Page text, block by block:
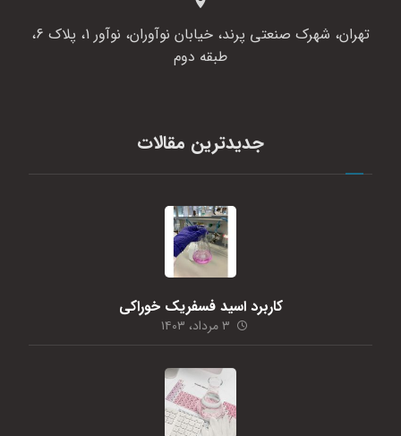
تهران، شهرک صنعتی پرند، خیابان نوآوران، نوآور 1، پلاک 6،
طبقه دوم
جدیدترین مقالات
کاربرد اسید فسفریک خوراکی
۳ مرداد، ۱۴۰۳